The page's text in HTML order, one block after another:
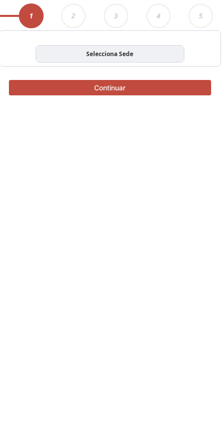
1 2 3 4 5
Selecciona Sede
Continuar